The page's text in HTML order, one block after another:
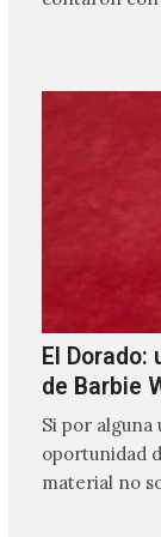
El
de Barbie
Si por
oportunidad
material no